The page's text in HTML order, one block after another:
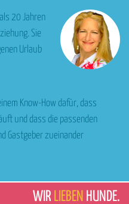
20 Jahren
Sie
Urlaub
Know-How dafür, dass
und dass die passenden
Gastgeber zueinander
WIR LIEBEN HUNDE.